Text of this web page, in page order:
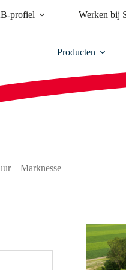
profiel Werken bij
Producten
– Marknesse